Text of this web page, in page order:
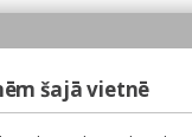
šajā vietnē